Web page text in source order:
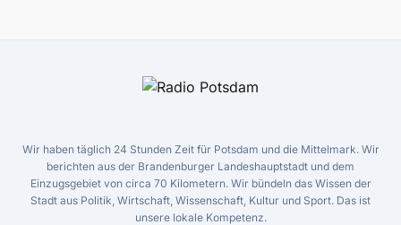
Wir haben täglich 24 Stunden Zeit für Potsdam und die Mittelmark. Wir
berichten aus der Brandenburger Landeshauptstadt und dem
Einzugsgebiet von circa 70 Kilometern. Wir bündeln das Wissen der
Stadt aus Politik, Wirtschaft, Wissenschaft, Kultur und Sport. Das ist
unsere lokale Kompetenz.